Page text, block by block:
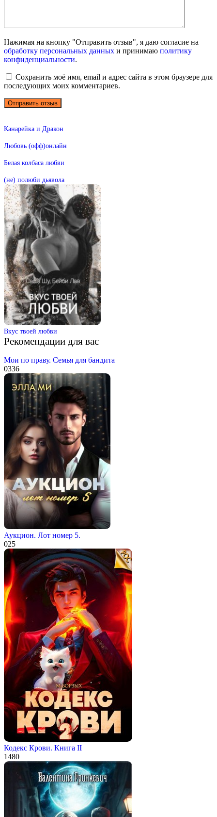
Нажимая на кнопку "Отправить отзыв", я даю согласие на
обработку персональных данных и принимаю политику
конфиденциальности.
Сохранить моё имя, email и адрес сайта в этом браузере для
последующих моих комментариев.
Канарейка и Дракон
Любовь (офф)онлайн
Белая колбаса любви
(не) полюби дьявола
Вкус твоей любви
Рекомендации для вас
Мои по праву. Семья для бандита
0336
Аукцион. Лот номер 5.
025
Кодекс Крови. Книга II
1480